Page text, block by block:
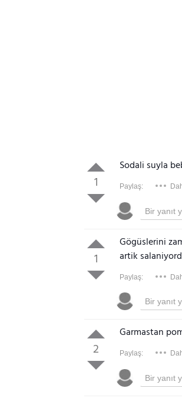
1
Sodali suyla
Paylaş:
1
Gögüslerini
artik
Paylaş:
2
Garmastan
Paylaş: